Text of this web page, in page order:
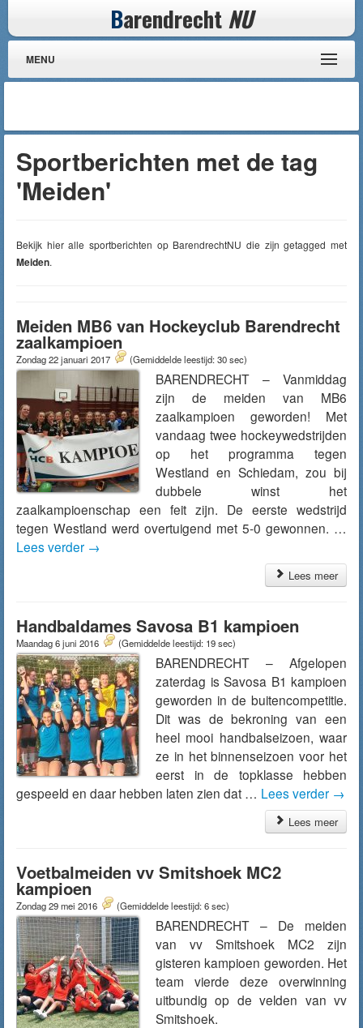
Barendrecht NU
MENU
Sportberichten met de tag
'Meiden'
Bekijk hier alle sportberichten op BarendrechtNU die zijn getagged met
Meiden.
Meiden MB6 van Hockeyclub Barendrecht
zaalkampioen
Zondag 22 januari 2017 (Gemiddelde leestijd: 30 sec)
BARENDRECHT – Vanmiddag
zijn de meiden van MB6
zaalkampioen geworden! Met
vandaag twee hockeywedstrijden
op het programma tegen
Westland en Schiedam, zou bij
dubbele winst het
zaalkampioenschap een feit zijn. De eerste wedstrijd
tegen Westland werd overtuigend met 5-0 gewonnen. …
Lees verder →
Lees meer
Handbaldames Savosa B1 kampioen
Maandag 6 juni 2016 (Gemiddelde leestijd: 19 sec)
BARENDRECHT – Afgelopen
zaterdag is Savosa B1 kampioen
geworden in de buitencompetitie.
Dit was de bekroning van een
heel mooi handbalseizoen, waar
ze in het binnenseizoen voor het
eerst in de topklasse hebben
gespeeld en daar hebben laten zien dat … Lees verder →
Lees meer
Voetbalmeiden vv Smitshoek MC2
kampioen
Zondag 29 mei 2016 (Gemiddelde leestijd: 6 sec)
BARENDRECHT – De meiden
van vv Smitshoek MC2 zijn
gisteren kampioen geworden. Het
team vierde deze overwinning
uitbundig op de velden van vv
Smitshoek.